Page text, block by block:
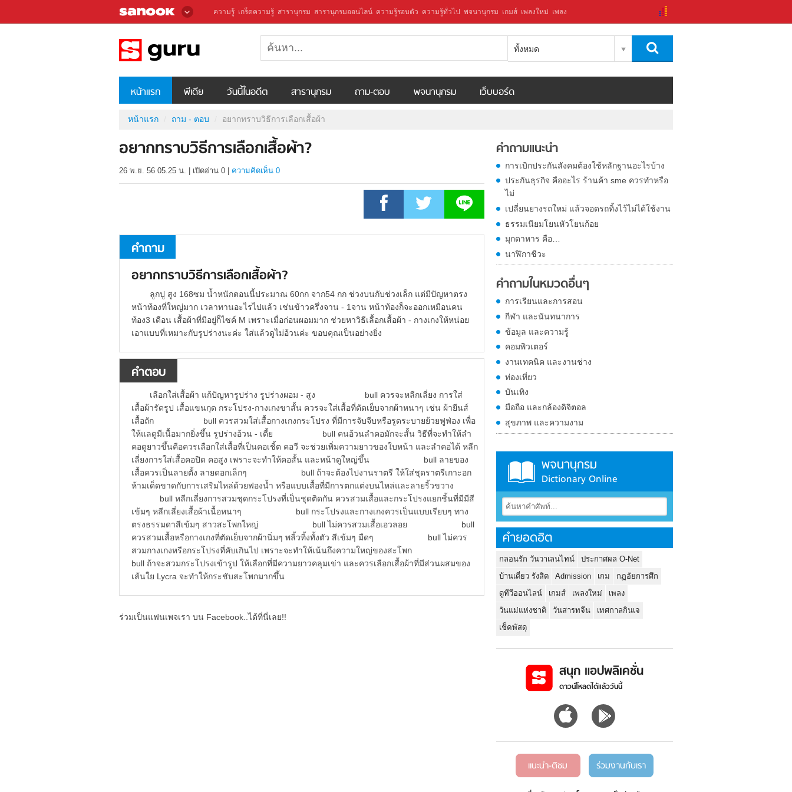
ความรู้ เกร็ดความรู้ สารานุกรม สารานุกรมออนไลน์ ความรู้รอบตัว ความรู้ทั่วไป พจนานุกรม เกมส์ เพลงใหม่ เพลง
ทั้งหมด
หน้าแรก พีเดีย วันนี้ในอดีต สารานุกรม ถาม-ตอบ พจนานุกรม เว็บบอร์ด
หน้าแรก ถาม - ตอบ อยากทราบวิธีการเลือกเสื้อผ้า
อยากทราบวิธีการเลือกเสื้อผ้า?
26 พ.ย. 56 05.25 น. เปิดอ่าน 0 ความคิดเห็น 0
คำถาม
อยากทราบวิธีการเลือกเสื้อผ้า?
ลูกปู สูง 168ซม น้ำหนักตอนนี้ประมาณ 60กก จาก54 กก ช่วงบนกับช่วงเล็ก แต่มีปัญหาตรง
หน้าท้องที่ใหญ่มาก เวลาทานอะไรไปแล้ว เช่นข้าวครึ่งจาน - 1จาน หน้าท้องก็จะออกเหมือนคน
ท้อง3 เดือน เสื้อผ้าที่มีอยู่ก็ไซค์ M เพราะเมื่อก่อนผอมมาก ช่วยหาวิธีเลื้อกเสื้อผ้า - กางเกงให้หน่อย
เอาแบบที่เหมาะกับรูปร่างนะค่ะ ใส่แล้วดูไม่อ้วนค่ะ ขอบคุณเป็นอย่างยิ่ง
คำตอบ
เลือกใส่เสื้อผ้า แก้ปัญหารูปร่าง รูปร่างผอม - สูง bull ควรจะหลีกเลี่ยง การใส่
เสื้อผ้ารัดรูป เสื้อแขนกุด กระโปรง-กางเกงขาสั้น ควรจะใส่เสื้อที่ตัดเย็บจากผ้าหนาๆ เช่น ผ้ายีนส์
เสื้อถัก bull ควรสวมใส่เสื้อกางเกงกระโปรง ที่มีการจับจีบหรือรูดระบายย้วยฟูฟ่อง เพื่อ
ให้แลดูมีเนื้อมากยิ่งขึ้น รูปร่างอ้วน - เตี้ย bull คนอ้วนลำคอมักจะสั้น วิธีที่จะทำให้ลำ
คอดูยาวขึ้นคือควรเลือกใส่เสื้อที่เป็นคอเชิ้ต คอวี จะช่วยเพิ่มความยาวของใบหน้า และลำคอได้ หลีก
เลี่ยงการใส่เสื้อคอปิด คอสูง เพราะจะทำให้คอสั้น และหน้าดูใหญ่ขึ้น bull ลายของ
เสื้อควรเป็นลายตั้ง ลายดอกเล็กๆ bull ถ้าจะต้องไปงานราตรี ให้ใส่ชุดราตรีเกาะอก
ห้ามเด็ดขาดกับการเสริมไหล่ด้วยฟองน้ำ หรือแบบเสื้อที่มีการตกแต่งบนไหล่และลายริ้วขวาง
bull หลีกเลี่ยงการสวมชุดกระโปรงที่เป็นชุดติดกัน ควรสวมเสื้อและกระโปรงแยกชิ้นที่มีมีสี
เข้มๆ หลีกเลี่ยงเสื้อผ้าเนื้อหนาๆ bull กระโปรงและกางเกงควรเป็นแบบเรียบๆ ทาง
ตรงธรรมดาสีเข้มๆ สาวสะโพกใหญ่ bull ไม่ควรสวมเสื้อเอวลอย bull
ควรสวมเสื้อหรือกางเกงที่ตัดเย็บจากผ้านิ่มๆ พลิ้วทิ้งทั้งตัว สีเข้มๆ มืดๆ bull ไม่ควร
สวมกางเกงหรือกระโปรงที่คับเกินไป เพราะจะทำให้เน้นถึงความใหญ่ของสะโพก
bull ถ้าจะสวมกระโปรงเข้ารูป ให้เลือกที่มีความยาวคลุมเข่า และควรเลือกเสื้อผ้าที่มีส่วนผสมของ
เส้นใย Lycra จะทำให้กระชับสะโพกมากขึ้น
ร่วมเป็นแฟนเพจเรา บน Facebook..ได้ที่นี่เลย!!
คำถามแนะนำ
การเบิกประกันสังคมต้องใช้หลักฐานอะไรบ้าง
ประกันธุรกิจ คืออะไร ร้านค้า sme ควรทำหรือ
ไม่
เปลี่ยนยางรถใหม่ แล้วจอดรถทิ้งไว้ไม่ได้ใช้งาน
ธรรมเนียมโยนหัวโยนก้อย
มุกดาหาร คือ…
นาฬิกาชีวะ
คำถามในหมวดอื่นๆ
การเรียนและการสอน
กีฬา และนันทนาการ
ข้อมูล และความรู้
คอมพิวเตอร์
งานเทคนิค และงานช่าง
ท่องเที่ยว
บันเทิง
มือถือ และกล้องดิจิตอล
สุขภาพ และความงาม
พจนานุกรม
Dictionary Online
คำยอดฮิต
กลอนรัก วันวาเลนไทน์
ประกาศผล O-Net
บ้านเดี่ยว รังสิต
Admission เกม
กฏอัยการศึก
ดูทีวีออนไลน์
เกมส์ เพลงใหม่
เพลง
วันแม่แห่งชาติ
วันสารทจีน
เทศกาลกินเจ
เช็คพัสดุ
สนุก แอปพลิเคชั่น
ดาวน์โหลดได้แล้ววันนี้
แนะนำ-ติชม ร่วมงานกับเรา